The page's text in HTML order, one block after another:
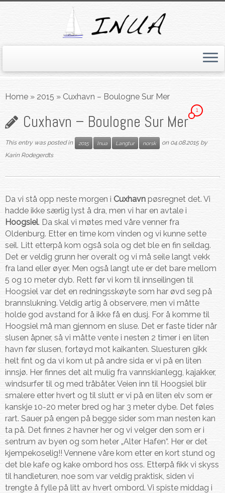
toHome » 2015 » Cuxhavn – Boulogne Sur Mer
Cuxhavn – Boulogne Sur Mer
1
This entry was posted in 2015 Inua Langtur norsk on 04.08.2015 by
Karin Rodegerdts
Da vi stå opp neste morgen i Cuxhavn pøsregnet det. Vi
hadde ikke særlig lyst å dra, men vi har en avtale i
Hoogsiel. Da skal vi møtes med våre venner fra
Oldenburg. Etter en time kom vinden og vi kunne sette
seil. Litt etterpå kom også sola og det ble en fin seildag.
Det er veldig grunn her overalt og vi må seile langt vekk
fra land eller øyer. Men også langt ute er det bare mellom
5 og 10 meter dyb. Rett før vi kom til innseilingen til
Hoogsiel var det en redningsskøyte som har øvd seg på
brannslukning. Veldig artig å observere, men vi måtte
holde god avstand for å ikke få en dusj. For å komme til
Hoogsiel må man gjennom en sluse. Det er faste tider når
slusen åpner, så vi måtte vente i nesten 2 timer i en liten
havn før slusen, fortøyd mot kaikanten. Sluesturen gikk
helt fint og da vi kom ut på andre sida er vi på en liten
innsjø. Her finnes det alt mulig fra vannskianlegg, kajakker,
windsurfer til og med tråbåter. Veien inn til Hoogsiel blir
smalere etter hvert og til slutt er vi på en liten elv som er
kanskje 10-20 meter bred og har 3 meter dybe. Det føles
rart. Sauer på engen på begge sider som man nesten kan
ta på. Det finnes 2 havner her og vi velger den som er i
sentrum av byen og som heter „Alter Hafen“. Her er det
kjempekoselig!! Vennene våre kom etter en kort stund og
det ble kafe og kake ombord hos oss. Etterpå fikk vi skyss
til handleturen, noe som var veldig praktisk, siden vi
trengte å fylle på litt av hvert ombord. Vi spiste middag i